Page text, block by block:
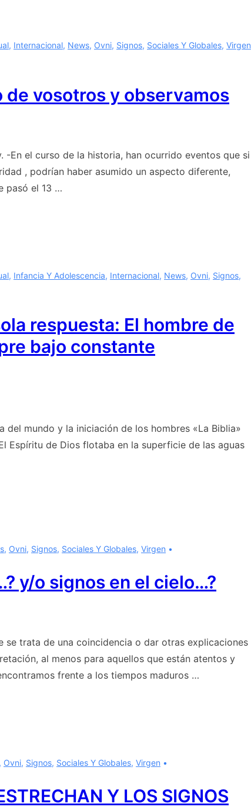
, Internacional, News, Ovni, Signos, Sociales Y Globales, Virgen
de vosotros y observamos
-En el curso de la historia, han ocurrido eventos que si
, podrían haber asumido un aspecto diferente,
pasó el 13 …
, Infancia Y Adolescencia, Internacional, News, Ovni, Signos,
respuesta: El hombre de
bajo constante
del mundo y la iniciación de los hombres «La Biblia»
Espíritu de Dios flotaba en la superficie de las aguas
, Ovni, Signos, Sociales Y Globales, Virgen
y/o signos en el cielo…?
trata de una coincidencia o dar otras explicaciones
al menos para aquellos que están atentos y
frente a los tiempos maduros …
, Ovni, Signos, Sociales Y Globales, Virgen
Y LOS SIGNOS